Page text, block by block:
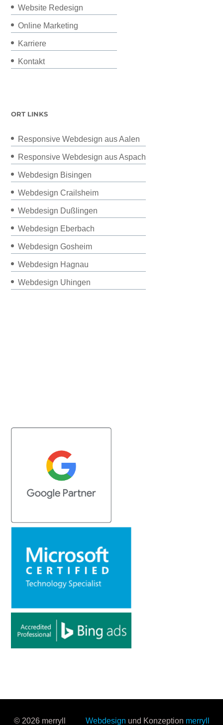
Website Redesign
Online Marketing
Karriere
Kontakt
ORT LINKS
Responsive Webdesign aus Aalen
Responsive Webdesign aus Aspach
Webdesign Bisingen
Webdesign Crailsheim
Webdesign Dußlingen
Webdesign Eberbach
Webdesign Gosheim
Webdesign Hagnau
Webdesign Uhingen
© 2026 merryll Webdesign und Konzeption merryll